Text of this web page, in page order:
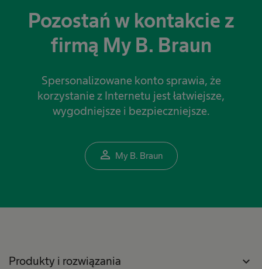
Pozostań w kontakcie z
firmą My B. Braun
Spersonalizowane konto sprawia, że
korzystanie z Internetu jest łatwiejsze,
wygodniejsze i bezpieczniejsze.
person_outline My B. Braun
Produkty i rozwiązania expand_more